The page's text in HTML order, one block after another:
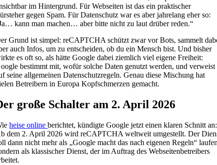
im Hintergrund. Für Webseiten ist das ein praktischer
gegen Spam. Für Datenschutz war es aber jahrelang eher so:
kann man machen… aber bitte nicht zu laut drüber reden.“
Grund ist simpel: reCAPTCHA schützt zwar vor Bots, sammelt
auch Infos, um zu entscheiden, ob du ein Mensch bist. Und bisher
es oft so, als hätte Google dabei ziemlich viel eigene Freiheit:
bestimmt mit, wofür solche Daten genutzt werden, und verweist
seine allgemeinen Datenschutzregeln. Genau diese Mischung hat
Betreibern in Europa Kopfschmerzen gemacht.
große Schalter am 2. April 2026
heise onlineberichtet, kündigte Google jetzt einen klaren Schnitt an:
dem 2. April 2026 wird reCAPTCHA weltweit umgestellt. Der
dann nicht mehr als „Google macht das nach eigenen Regeln“
als klassischer Dienst, der im Auftrag des Webseitenbetreibers